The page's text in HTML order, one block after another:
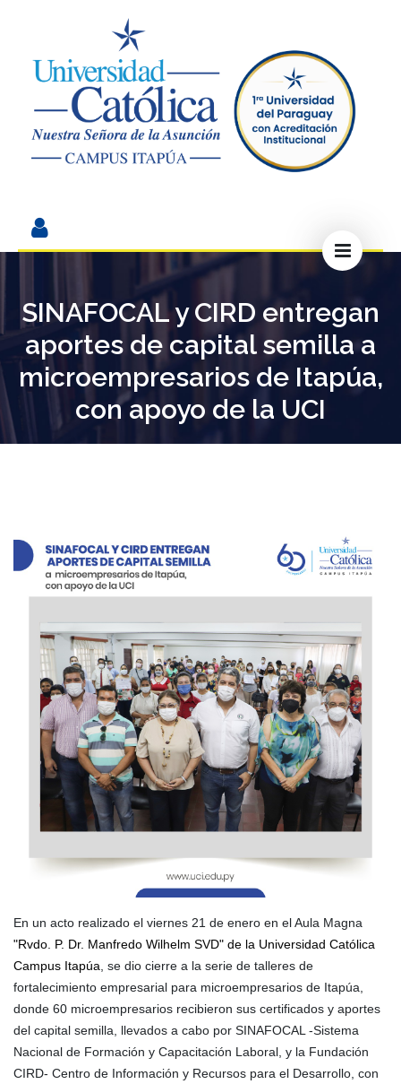
SINAFOCAL y CIRD entregan
aportes de capital semilla a
microempresarios de Itapúa,
con apoyo de la UCI
En un acto realizado el viernes 21 de enero en el Aula Magna
"Rvdo. P. Dr. Manfredo Wilhelm SVD" de la Universidad Católica
Campus Itapúa, se dio cierre a la serie de talleres de
fortalecimiento empresarial para microempresarios de Itapúa,
donde 60 microempresarios recibieron sus certificados y aportes
del capital semilla, llevados a cabo por SINAFOCAL -Sistema
Nacional de Formación y Capacitación Laboral, y la Fundación
CIRD- Centro de Información y Recursos para el Desarrollo, con